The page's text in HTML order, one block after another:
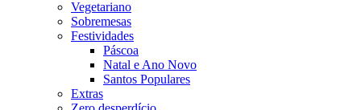
Vegetariano
Sobremesas
Festividades
Páscoa
Natal e Ano Novo
Santos Populares
Extras